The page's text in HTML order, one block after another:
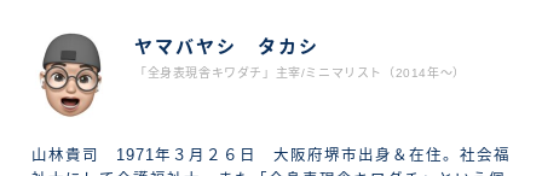
ヤマバヤシ タカシ
「全身表現舎キワダチ」主宰/ミニマリスト（2014年〜）
山林貴司 1971年３月２６日 大阪府堺市出身＆在住。社会福